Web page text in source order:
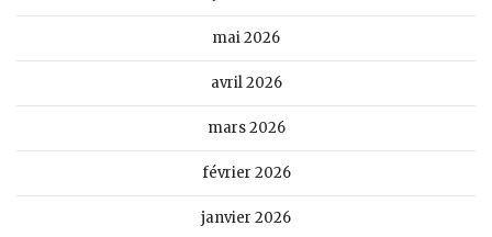
mai 2026
avril 2026
mars 2026
février 2026
janvier 2026